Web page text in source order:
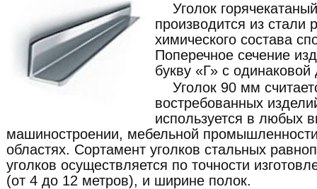
Уголок
производится из стали
химического состава
Поперечное сечение
букву «Г» с
Уголок 90 мм
востребованных
используется в любых
машиностроении, мебельной
областях. Сортамент уголков стальных
уголков осуществляется по точности
(от 4 до 12 метров), и ширине полок.